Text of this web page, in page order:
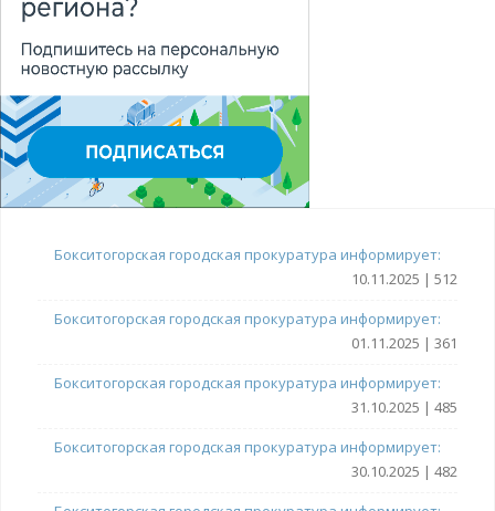
Бокситогорская городская прокуратура информирует:
10.11.2025 | 512
Бокситогорская городская прокуратура информирует:
01.11.2025 | 361
Бокситогорская городская прокуратура информирует:
31.10.2025 | 485
Бокситогорская городская прокуратура информирует:
30.10.2025 | 482